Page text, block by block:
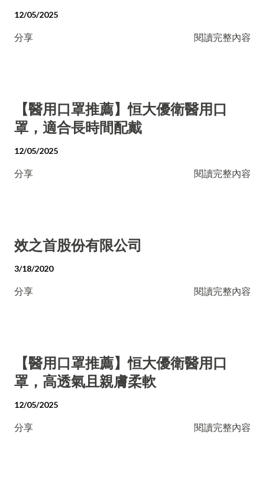
12/05/2025
分享 閱讀完整內容
【醫用口罩推薦】恒大優衛醫用口
罩，適合長時間配戴
12/05/2025
分享 閱讀完整內容
效之首股份有限公司
3/18/2020
分享 閱讀完整內容
【醫用口罩推薦】恒大優衛醫用口
罩，高透氣且親膚柔軟
12/05/2025
分享 閱讀完整內容